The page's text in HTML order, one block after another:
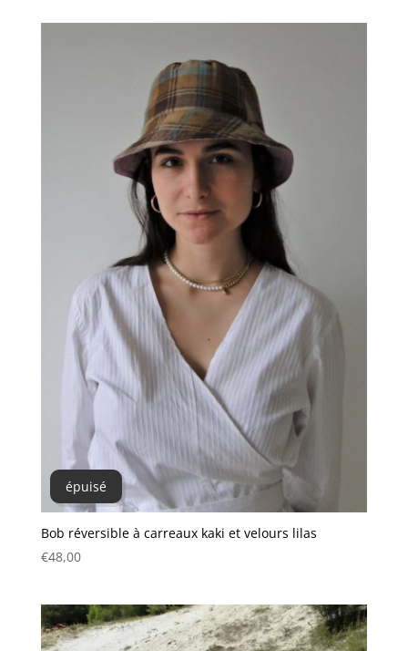
épuisé
Bob réversible à carreaux kaki et velours lilas
€48,00